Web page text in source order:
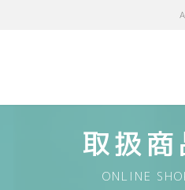
取扱商
ONLINE